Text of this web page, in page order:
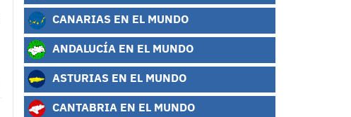
CANARIAS EN EL MUNDO
ANDALUCÍA EN EL MUNDO
ASTURIAS EN EL MUNDO
CANTABRIA EN EL MUNDO